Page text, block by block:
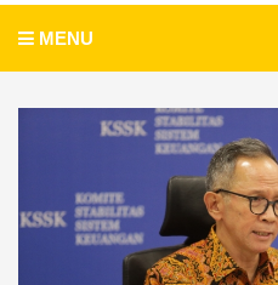
MENU